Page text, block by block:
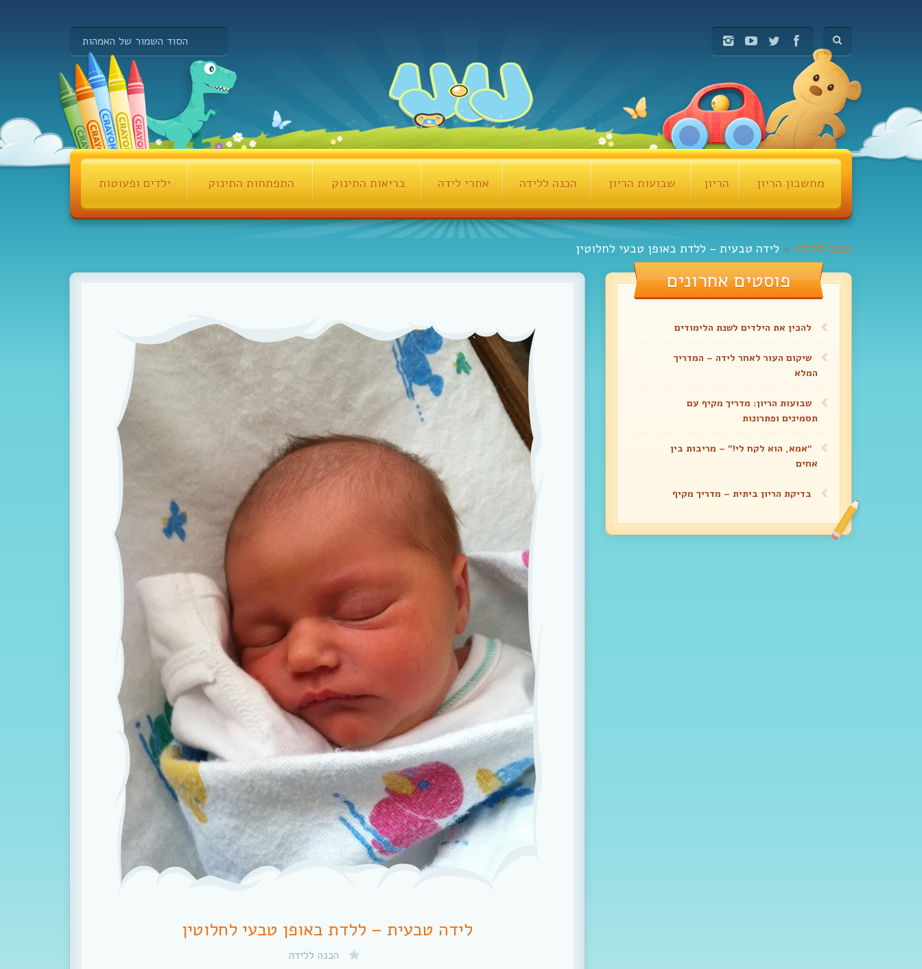
הסוד השמור של האמהות
מחשבון הריון הריון שבועות הריון הכנה ללידה אחרי לידה בריאות התינוק התפתחות התינוק ילדים ופעוטות
הכנה ללידה » לידה טבעית – ללדת באופן טבעי לחלוטין
לידה טבעית – ללדת באופן טבעי לחלוטין
הכנה ללידה
פוסטים אחרונים
להכין את הילדים לשנת הלימודים
שיקום העור לאחר לידה – המדריך
המלא
שבועות הריון: מדריך מקיף עם
תסמינים ופתרונות
“אמא, הוא לקח לי!” – מריבות בין
אחים
בדיקת הריון ביתית – מדריך מקיף